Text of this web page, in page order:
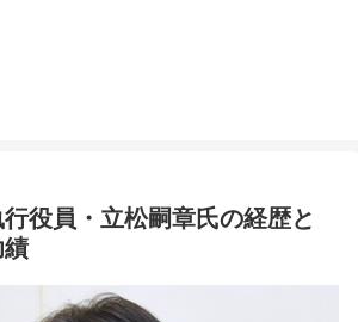
役員・立松嗣章氏の経歴と
績